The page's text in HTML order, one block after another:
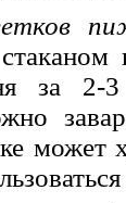
за 2-3
может